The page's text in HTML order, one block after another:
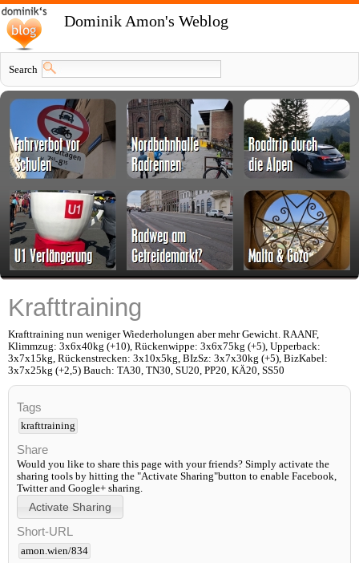
Dominik Amon's Weblog
Search
Krafttraining
Krafttraining nun weniger Wiederholungen aber mehr Gewicht. RAANF,
Klimmzug: 3x6x40kg (+10), Rückenwippe: 3x6x75kg (+5), Upperback:
3x7x15kg, Rückenstrecken: 3x10x5kg, BIzSz: 3x7x30kg (+5), BizKabel:
3x7x25kg (+2,5) Bauch: TA30, TN30, SU20, PP20, KÄ20, SS50
Tags
krafttraining
Share
Would you like to share this page with your friends? Simply activate the
sharing tools by hitting the "Activate Sharing"button to enable Facebook,
Twitter and Google+ sharing.
Short-URL
amon.wien/834